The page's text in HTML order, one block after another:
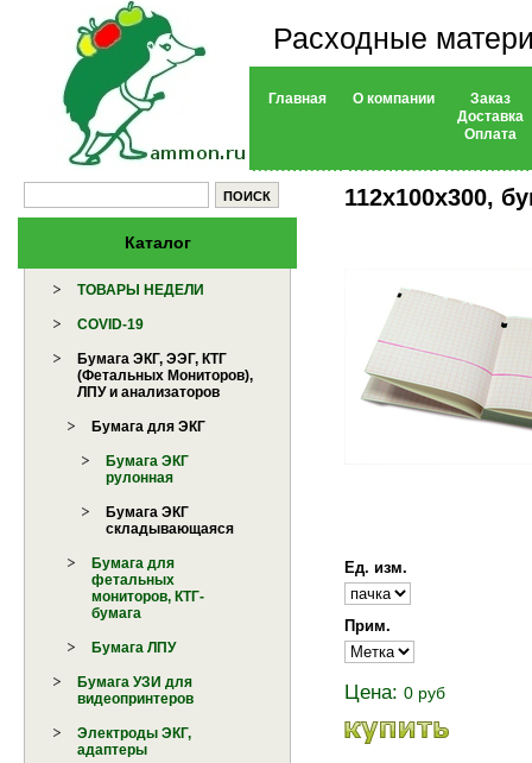
Расходные
Главная О компании
Заказ
Доставка
Оплата
Каталог
ТОВАРЫ НЕДЕЛИ
COVID-19
Бумага ЭКГ, ЭЭГ, КТГ
(Фетальных Мониторов),
ЛПУ и анализаторов
Бумага для ЭКГ
Бумага ЭКГ
рулонная
Бумага ЭКГ
складывающаяся
Бумага для
фетальных
мониторов, КТГ-
бумага
Бумага ЛПУ
Бумага УЗИ для
видеопринтеров
Электроды ЭКГ,
адаптеры
112х100х300,
Ед. изм.
Прим.
Цена: 0 руб